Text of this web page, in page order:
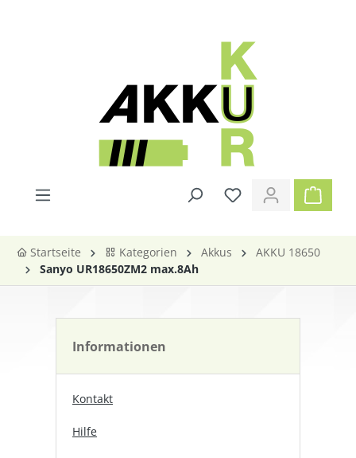
Startseite Kategorien Akkus
AKKU 18650
Sanyo UR18650ZM2 max.8Ah
Informationen
Kontakt
Hilfe